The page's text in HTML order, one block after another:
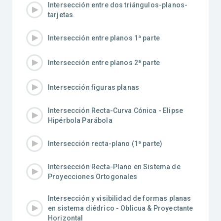
Intersección entre dos triángulos-planos-
tarjetas.
Intersección entre planos 1ª parte
Intersección entre planos 2ª parte
Intersección figuras planas
Intersección Recta-Curva Cónica - Elipse
Hipérbola Parábola
Intersección recta-plano (1ª parte)
Intersección Recta-Plano en Sistema de
Proyecciones Ortogonales
Intersección y visibilidad de formas planas
en sistema diédrico - Oblicua & Proyectante
Horizontal